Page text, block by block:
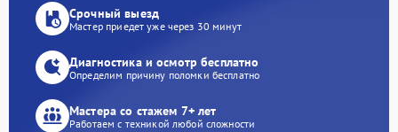
Срочный выезд
Мастер приедет уже через 30 минут
Диагностика и осмотр бесплатно
Определим причину поломки бесплатно
Мастера со стажем 7+ лет
Работаем с техникой любой сложности